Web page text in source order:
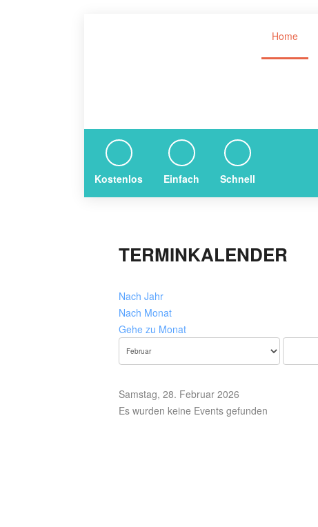
Home
Kostenlos Einfach Schnell
TERMINKALENDER
Nach Jahr
Nach Monat
Gehe zu Monat
Samstag, 28. Februar 2026
Es wurden keine Events gefunden